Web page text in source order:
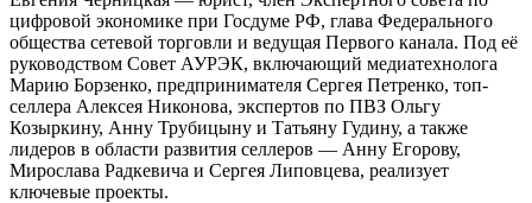
цифровой экономике при Госдуме РФ, глава Федерального
общества сетевой торговли и ведущая Первого канала. Под её
руководством Совет АУРЭК, включающий медиатехнолога
Марию Борзенко, предпринимателя Сергея Петренко, топ-
селлера Алексея Никонова, экспертов по ПВЗ Ольгу
Козыркину, Анну Трубицыну и Татьяну Гудину, а также
лидеров в области развития селлеров — Анну Егорову,
Мирослава Радкевича и Сергея Липовцева, реализует
ключевые проекты.